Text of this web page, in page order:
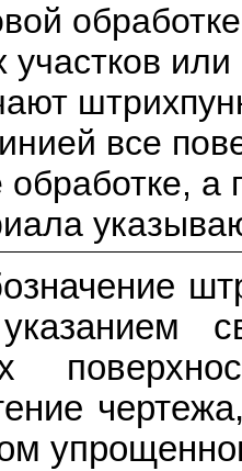
обработке
или
все
а